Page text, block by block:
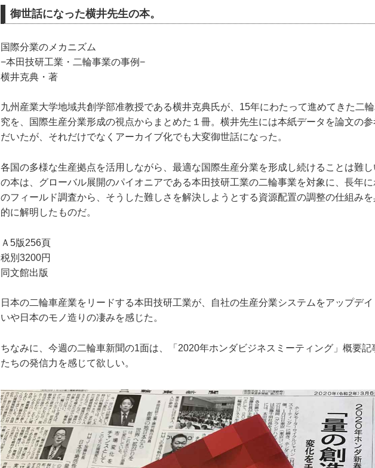
御世話になった横井先生の本。
国際分業のメカニズム
−本田技研工業・二輪事業の事例−
横井克典・著
九州産業大学地域共創学部准教授である横井克典氏が、15年にわたって進めてきた二
究を、国際生産分業形成の視点からまとめた１冊。横井先生には本紙データを論文の
だいたが、それだけでなくアーカイブ化でも大変御世話になった。
各国の多様な生産拠点を活用しながら、最適な国際生産分業を形成し続けることは難し
の本は、グローバル展開のパイオニアである本田技研工業の二輪事業を対象に、長年
のフィールド調査から、そうした難しさを解決しようとする資源配置の調整の仕組み
的に解明したものだ。
Ａ5版256頁
税別3200円
同文館出版
日本の二輪車産業をリードする本田技研工業が、自社の生産分業システムをアップデイ
いや日本のモノ造りの凄みを感じた。
ちなみに、今週の二輪車新聞の1面は、「2020年ホンダビジネスミーティング」概要記
たちの発信力を感じて欲しい。